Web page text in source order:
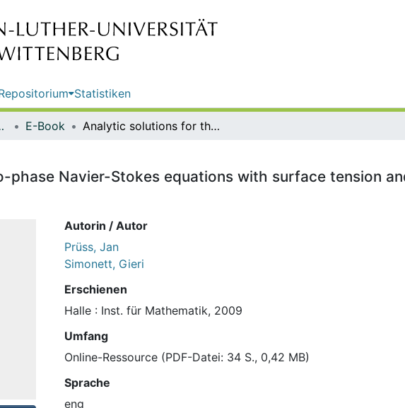
Statistiken
E-Book Analytic solutions for the two-phase Navier-Stokes equations with surface tension and gravity / J. Prüss and G. Simonett
Navier-Stokes equations with surface tension
Autorin / Autor
Prüss, Jan
Simonett, Gieri
Erschienen
Halle : Inst. für Mathematik, 2009
Umfang
Online-Ressource (PDF-Datei: 34 S., 0,42 MB)
Sprache
eng